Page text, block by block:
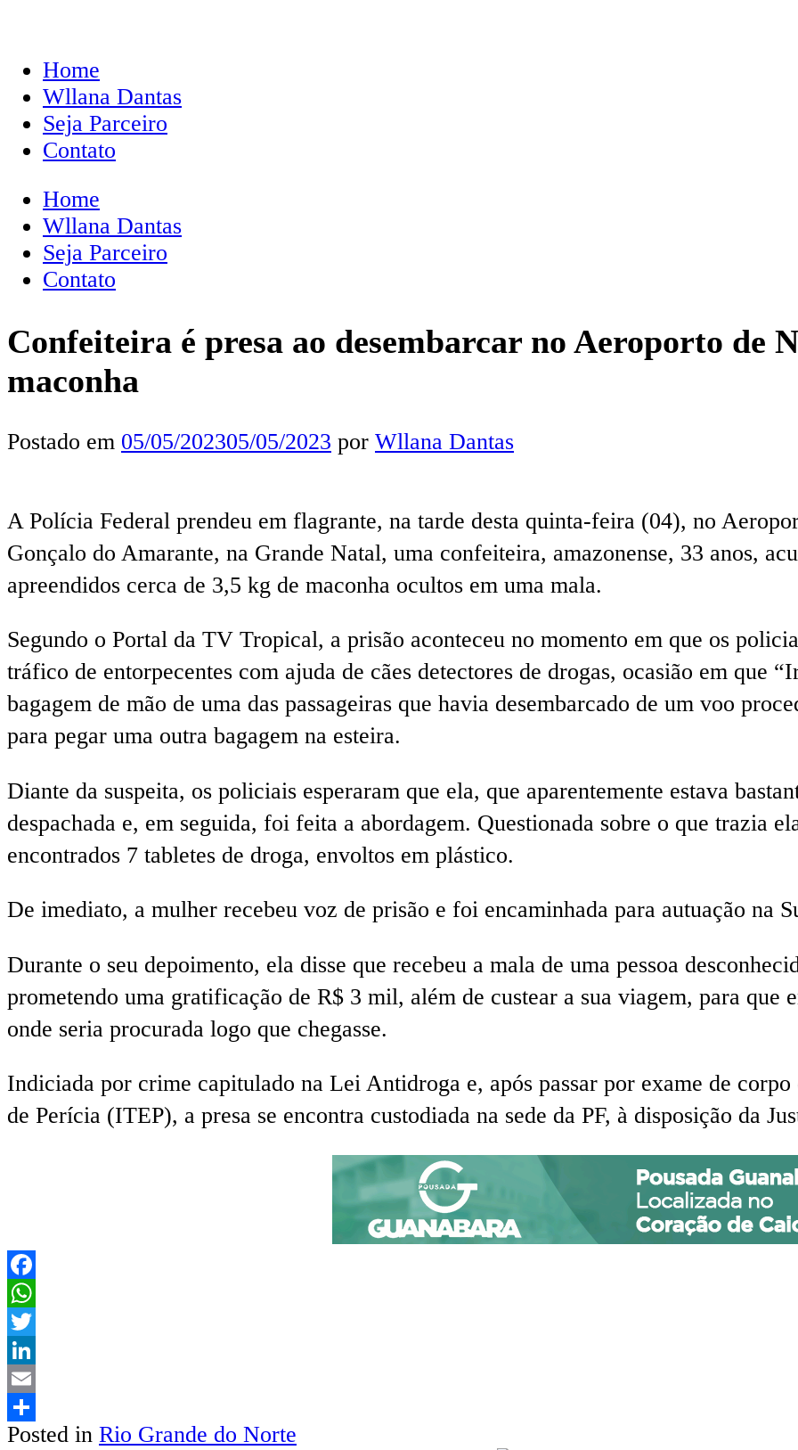
Home
Wllana Dantas
Seja Parceiro
Contato
Home
Wllana Dantas
Seja Parceiro
Contato
Confeiteira é presa ao desembarcar no Aeroporto de
maconha
Postado em 05/05/202305/05/2023 por Wllana Dantas
A Polícia Federal prendeu em flagrante, na tarde desta quinta-feira (04), no
Gonçalo do Amarante, na Grande Natal, uma confeiteira, amazonense, 33 anos,
apreendidos cerca de 3,5 kg de maconha ocultos em uma mala.
Segundo o Portal da TV Tropical, a prisão aconteceu no momento em que os
tráfico de entorpecentes com ajuda de cães detectores de drogas, ocasião em que
bagagem de mão de uma das passageiras que havia desembarcado de um voo
para pegar uma outra bagagem na esteira.
Diante da suspeita, os policiais esperaram que ela, que aparentemente estava
despachada e, em seguida, foi feita a abordagem. Questionada sobre o que trazia
encontrados 7 tabletes de droga, envoltos em plástico.
De imediato, a mulher recebeu voz de prisão e foi encaminhada para autuação na
Durante o seu depoimento, ela disse que recebeu a mala de uma pessoa
prometendo uma gratificação de R$ 3 mil, além de custear a sua viagem, para que
onde seria procurada logo que chegasse.
Indiciada por crime capitulado na Lei Antidroga e, após passar por exame de
de Perícia (ITEP), a presa se encontra custodiada na sede da PF, à disposição da
Facebook
WhatsApp
Twitter
LinkedIn
Email
Share
Posted in Rio Grande do Norte